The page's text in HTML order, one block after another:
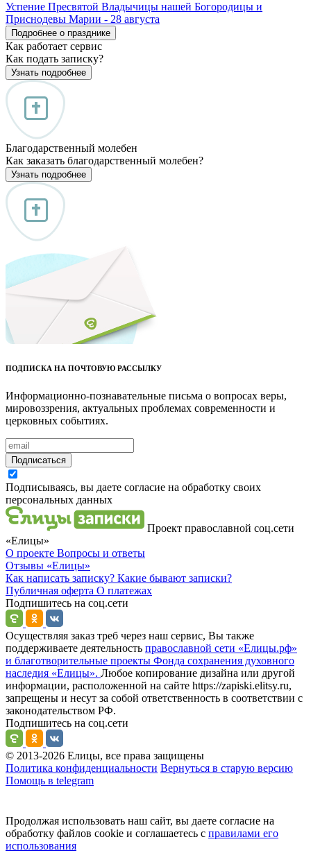
Успение Пресвятой Владычицы нашей Богородицы и
Приснодевы Марии - 28 августа
Подробнее о празднике
Как работает сервис
Как подать записку?
Узнать подробнее
Благодарственный молебен
Как заказать благодарственный молебен?
Узнать подробнее
ПОДПИСКА НА ПОЧТОВУЮ РАССЫЛКУ
Информационно-познавательные письма о вопросах веры,
мировоззрения, актуальных проблемах современности и
церковных событиях.
Подписаться
Подписываясь, вы даете согласие на обработку своих
персональных данных
Проект православной соц.сети
«Елицы»
О проекте Вопросы и ответы
Отзывы «Елицы»
Как написать записку? Какие бывают записки?
Публичная оферта О платежах
Подпишитесь на соц.сети
Осуществляя заказ треб через наш сервис, Вы также
поддерживаете деятельность православной сети «Елицы.рф»
и благотворительные проекты Фонда сохранения духовного
наследия «Елицы». Любое копирование дизайна или другой
информации, расположенной на сайте https://zapiski.elitsy.ru,
запрещены и несут за собой ответственность в соответствии с
законодательством РФ.
Подпишитесь на соц.сети
© 2013-2026 Елицы, все права защищены
Политика конфиденциальности Вернуться в старую версию
Помощь в telegram
Продолжая использовать наш сайт, вы даете согласие на
обработку файлов cookie и соглашаетесь с правилами его
использования